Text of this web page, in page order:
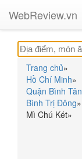
WebReview.vn
Trang chủ»
Hồ Chí Minh»
Quận Bình Tân
Bình Trị Đông»
Mì Chú Két»